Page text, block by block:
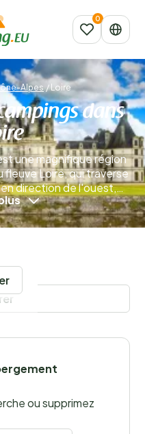
Alpes/Loire
dans
une magnifique région
fleuve Loire, qui traverse
direction de l'ouest,
l'océan Atlantique.
bénéficie d’un climat
en font un lieu idéal
ou supprimez